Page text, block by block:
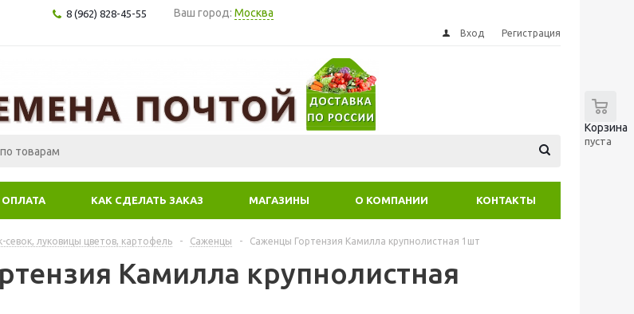
8 (962) 828-45-55 Ваш город: Москва
Вход Регистрация
Корзина
пуста
КАК СДЕЛАТЬ ЗАКАЗ МАГАЗИНЫ О КОМПАНИИ КОНТАКТЫ
севок, луковицы цветов, картофель - Саженцы - Саженцы Гортензия Камилла крупнолистная 1шт
Камилла крупнолистная